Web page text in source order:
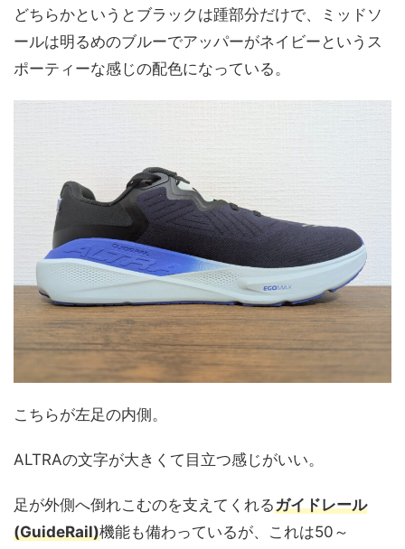
どちらかというとブラックは踵部分だけで、ミッドソ
ールは明るめのブルーでアッパーがネイビーというス
ポーティーな感じの配色になっている。
こちらが左足の内側。
ALTRAの文字が大きくて目立つ感じがいい。
足が外側へ倒れこむのを支えてくれるガイドレール
(GuideRail)機能も備わっているが、これは50～